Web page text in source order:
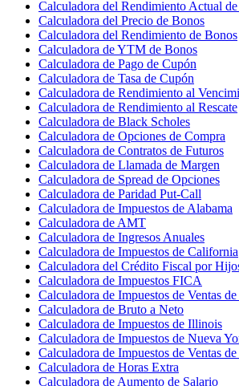
Calculadora del Rendimiento Actual
Calculadora del Precio de Bonos
Calculadora del Rendimiento de Bonos
Calculadora de YTM de Bonos
Calculadora de Pago de Cupón
Calculadora de Tasa de Cupón
Calculadora de Rendimiento al
Calculadora de Rendimiento al Rescate
Calculadora de Black Scholes
Calculadora de Opciones de Compra
Calculadora de Contratos de Futuros
Calculadora de Llamada de Margen
Calculadora de Spread de Opciones
Calculadora de Paridad Put-Call
Calculadora de Impuestos de Alabama
Calculadora de AMT
Calculadora de Ingresos Anuales
Calculadora de Impuestos de California
Calculadora del Crédito Fiscal por
Calculadora de Impuestos FICA
Calculadora de Impuestos de Ventas
Calculadora de Bruto a Neto
Calculadora de Impuestos de Illinois
Calculadora de Impuestos de Nueva
Calculadora de Impuestos de Ventas
Calculadora de Horas Extra
Calculadora de Aumento de Salario